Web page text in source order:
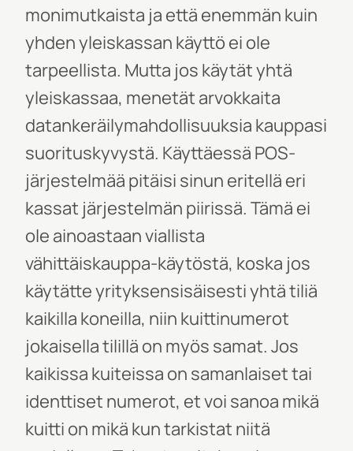
monimutkaista ja että enemmän kuin
yhden yleiskassan käyttö ei ole
tarpeellista. Mutta jos käytät yhtä
yleiskassaa, menetät arvokkaita
datankeräilymahdollisuuksia kauppasi
suorituskyvystä. Käyttäessä POS-
järjestelmää pitäisi sinun eritellä eri
kassat järjestelmän piirissä. Tämä ei
ole ainoastaan viallista
vähittäiskauppa-käytöstä, koska jos
käytätte yrityksensisäisesti yhtä tiliä
kaikilla koneilla, niin kuittinumerot
jokaisella tilillä on myös samat. Jos
kaikissa kuiteissa on samanlaiset tai
identtiset numerot, et voi sanoa mikä
kuitti on mikä kun tarkistat niitä